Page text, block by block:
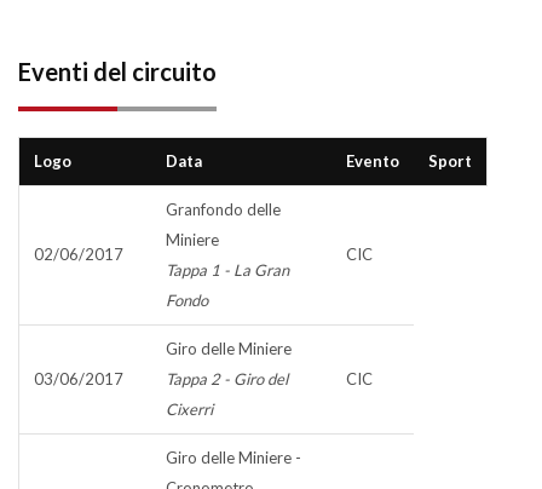
Eventi del circuito
Logo Data Evento Sport
02/06/2017
Granfondo delle
Miniere
Tappa 1 - La Gran
Fondo
CIC
03/06/2017
Giro delle Miniere
Tappa 2 - Giro del
Cixerri
CIC
Giro delle Miniere -